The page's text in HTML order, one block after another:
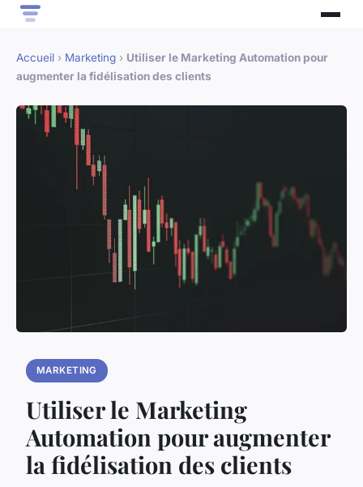
Accueil › Marketing › Utiliser le Marketing Automation pour
augmenter la fidélisation des clients
MARKETING
Utiliser le Marketing
Automation pour augmenter
la fidélisation des clients